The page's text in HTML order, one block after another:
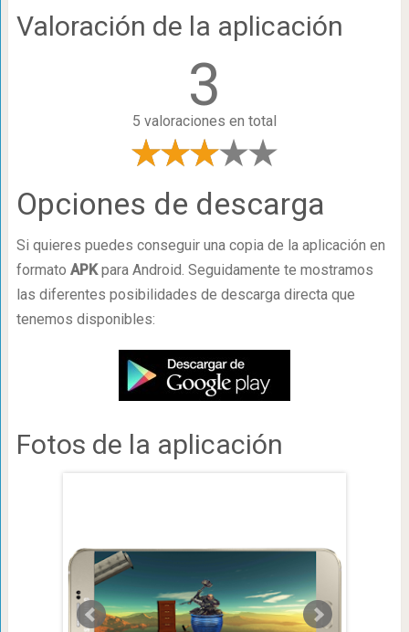
Valoración de la aplicación
3
5 valoraciones en total
Opciones de descarga
Si quieres puedes conseguir una copia de la aplicación en
formato APKpara Android. Seguidamente te mostramos
las diferentes posibilidades de descarga directa que
tenemos disponibles:
Fotos de la aplicación